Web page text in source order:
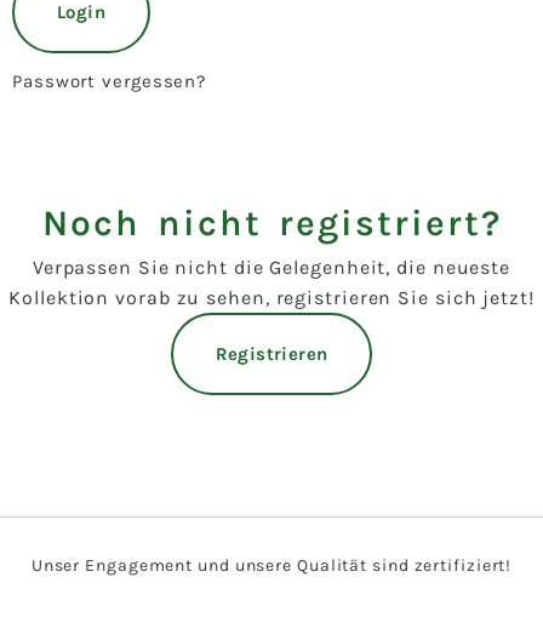
Login
Passwort vergessen?
Noch nicht registriert?
Verpassen Sie nicht die Gelegenheit, die neueste
Kollektion vorab zu sehen, registrieren Sie sich jetzt!
Registrieren
Unser Engagement und unsere Qualität sind zertifiziert!